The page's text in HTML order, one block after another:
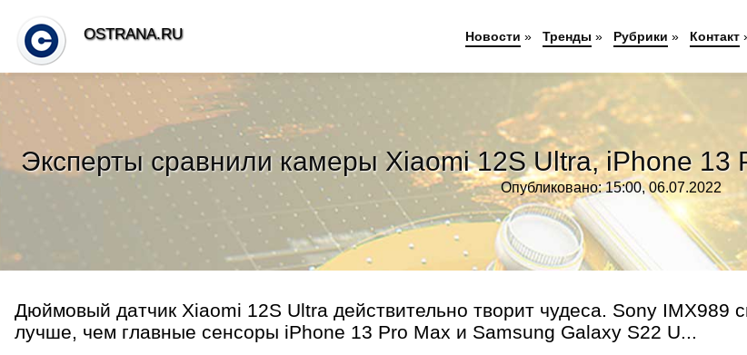
Эксперты сравнили камеры Xiaomi 12S Ultra, iPhone 13
Опубликовано: 15:00, 06.07.2022
Дюймовый датчик Xiaomi 12S Ultra действительно творит чудеса. Sony IMX989
лучше, чем главные сенсоры iPhone 13 Pro Max и Samsung Galaxy S22 U...
OSTRANA.RU Новости » Тренды » Рубрики » Контакт